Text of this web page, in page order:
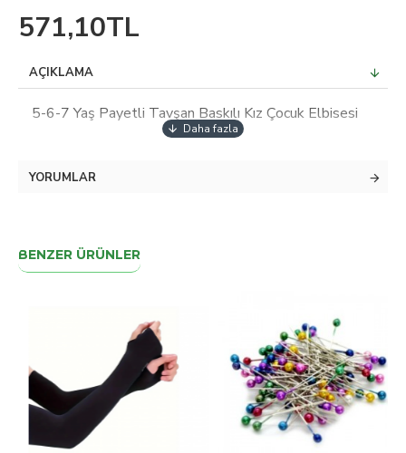
571,10TL
AÇIKLAMA
5-6-7 Yaş Payetli Tavşan Baskılı Kız Çocuk Elbisesi
YORUMLAR
BENZER ÜRÜNLER